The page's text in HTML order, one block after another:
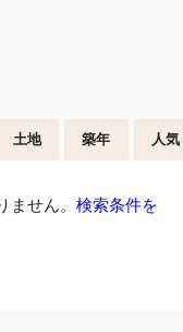
土地 築年 人気
せん。 検索条件を